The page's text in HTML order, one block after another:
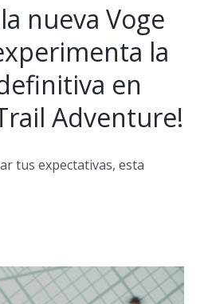
nueva Voge
la
en
Adventure!
tus expectativas, esta